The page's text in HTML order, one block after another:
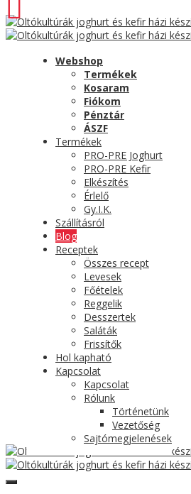
Webshop
Termékek
Kosaram
Fiókom
Pénztár
ÁSZF
Termékek
PRO-PRE Joghurt
PRO-PRE Kefir
Elkészítés
Érlelő
Gy.I.K.
Szállításról
Blog
Receptek
Összes recept
Levesek
Főételek
Reggelik
Desszertek
Saláták
Frissítők
Hol kapható
Kapcsolat
Kapcsolat
Rólunk
Történetünk
Vezetőség
Sajtómegjelenések